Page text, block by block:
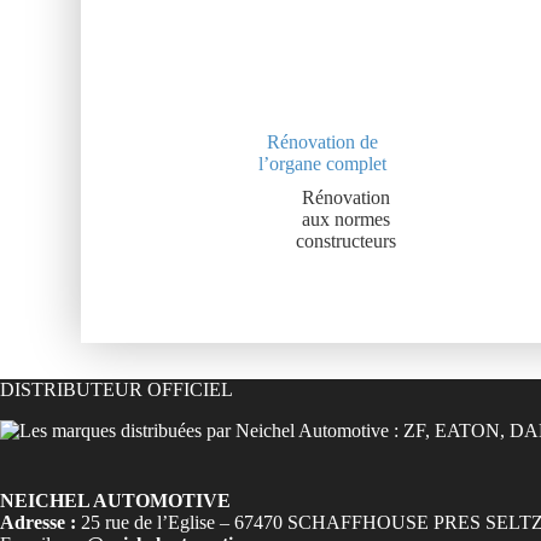
Rénovation de
l’organe complet
Rénovation
aux normes
constructeurs
DISTRIBUTEUR OFFICIEL
NEICHEL AUTOMOTIVE
Adresse : 25 rue de l’Eglise – 67470 SCHAFFHOUSE PRES